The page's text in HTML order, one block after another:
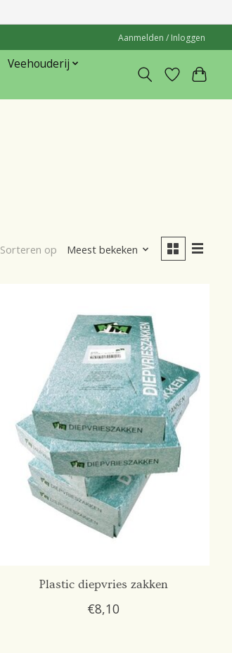
Aanmelden / Inloggen
Veehouderij
Sorteren op Meest bekeken
Plastic diepvries zakken
€8,10